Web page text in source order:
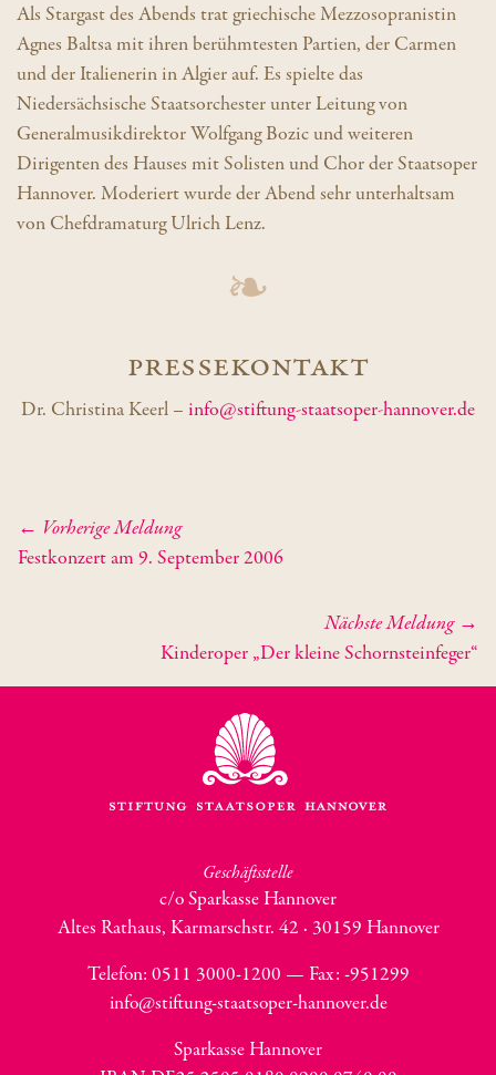
Als Stargast des Abends trat griechische Mezzosopranistin
Agnes Baltsa mit ihren berühmtesten Partien, der Carmen
und der Italienerin in Algier auf. Es spielte das
Niedersächsische Staatsorchester unter Leitung von
Generalmusikdirektor Wolfgang Bozic und weiteren
Dirigenten des Hauses mit Solisten und Chor der Staatsoper
Hannover. Moderiert wurde der Abend sehr unterhaltsam
von Chefdramaturg Ulrich Lenz.
Pressekontakt
Dr. Christina Keerl – info@stiftung-staatsoper-hannover.de
Beitrags-Navigation
← Vorherige Meldung
Festkonzert am 9. September 2006
Nächste Meldung →
Kinderoper „Der kleine Schornsteinfeger“
Geschäftsstelle
c/o Sparkasse Hannover
Altes Rathaus, Karmarschstr. 42 · 30159 Hannover
Telefon: 0511 3000-1200 — Fax: -951299
info@stiftung-staatsoper-hannover.de
Sparkasse Hannover